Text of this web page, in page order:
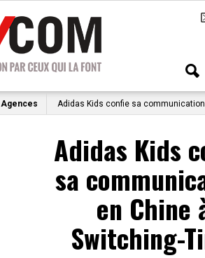
Agences Adidas Kids confie sa
Adidas Kids
sa
en Chine
Switching-